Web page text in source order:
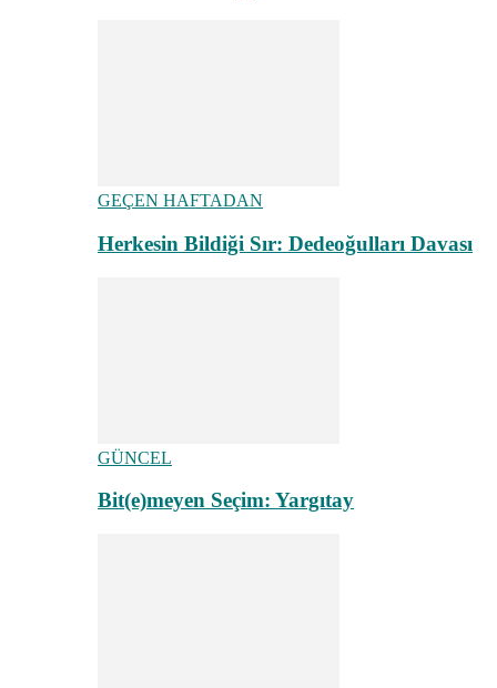
GEÇEN HAFTADAN
Herkesin Bildiği Sır: Dedeoğulları Davası
GÜNCEL
Bit(e)meyen Seçim: Yargıtay